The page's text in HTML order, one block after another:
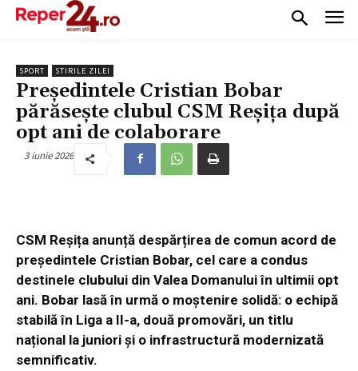
SPORT STIRILE ZILEI
Președintele Cristian Bobar
părăsește clubul CSM Reșița după
opt ani de colaborare
3 iunie 2026
CSM Reșița anunță despărțirea de comun acord de
președintele Cristian Bobar, cel care a condus
destinele clubului din Valea Domanului în ultimii opt
ani. Bobar lasă în urmă o moștenire solidă: o echipă
stabilă în Liga a II-a, două promovări, un titlu
național la juniori și o infrastructură modernizată
semnificativ.